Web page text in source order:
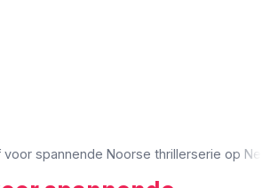
voor spannende Noorse thrillerserie op